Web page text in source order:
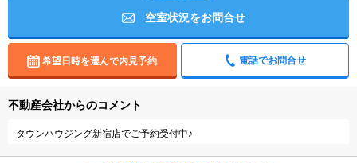
空室状況をお問合せ
希望日時を選んで内見予約 電話でお問合せ
不動産会社からのコメント
タウンハウジング新宿店でご予約受付中♪